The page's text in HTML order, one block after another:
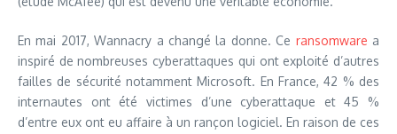
En mai 2017, Wannacry a changé la donne. Ce ransomware a
inspiré de nombreuses cyberattaques qui ont exploité d’autres
failles de sécurité notamment Microsoft. En France, 42 % des
internautes ont été victimes d’une cyberattaque et 45 %
d’entre eux ont eu affaire à un rançon logiciel. En raison de ces